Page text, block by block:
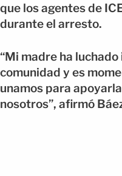
que los agentes de
durante el arresto.
“Mi madre ha
comunidad y es
unamos para
nosotros”, afirmó